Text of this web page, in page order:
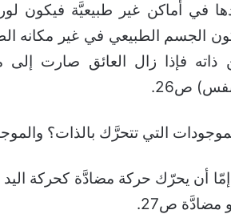
في أماكن غير طبيعيَّة فيكون
الجسم الطبيعي في غير مكانه
فإذا زال العائق صارت إلى
ص26.
التي تتحرَّك بالذات؟
أن يحرّك حركة مضادَّة كحركة
مضادَّة ص27.